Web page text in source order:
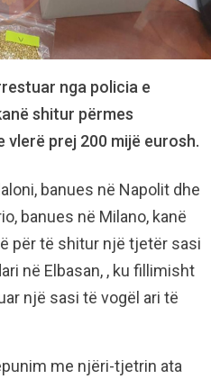
nga policia e
shitur përmes
prej 200 mijë eurosh.
banues në Napolit dhe
banues në Milano, kanë
për të shitur një tjetër sasi
në Elbasan, , ku fillimisht
një sasi të vogël ari të
me njëri-tjetrin ata